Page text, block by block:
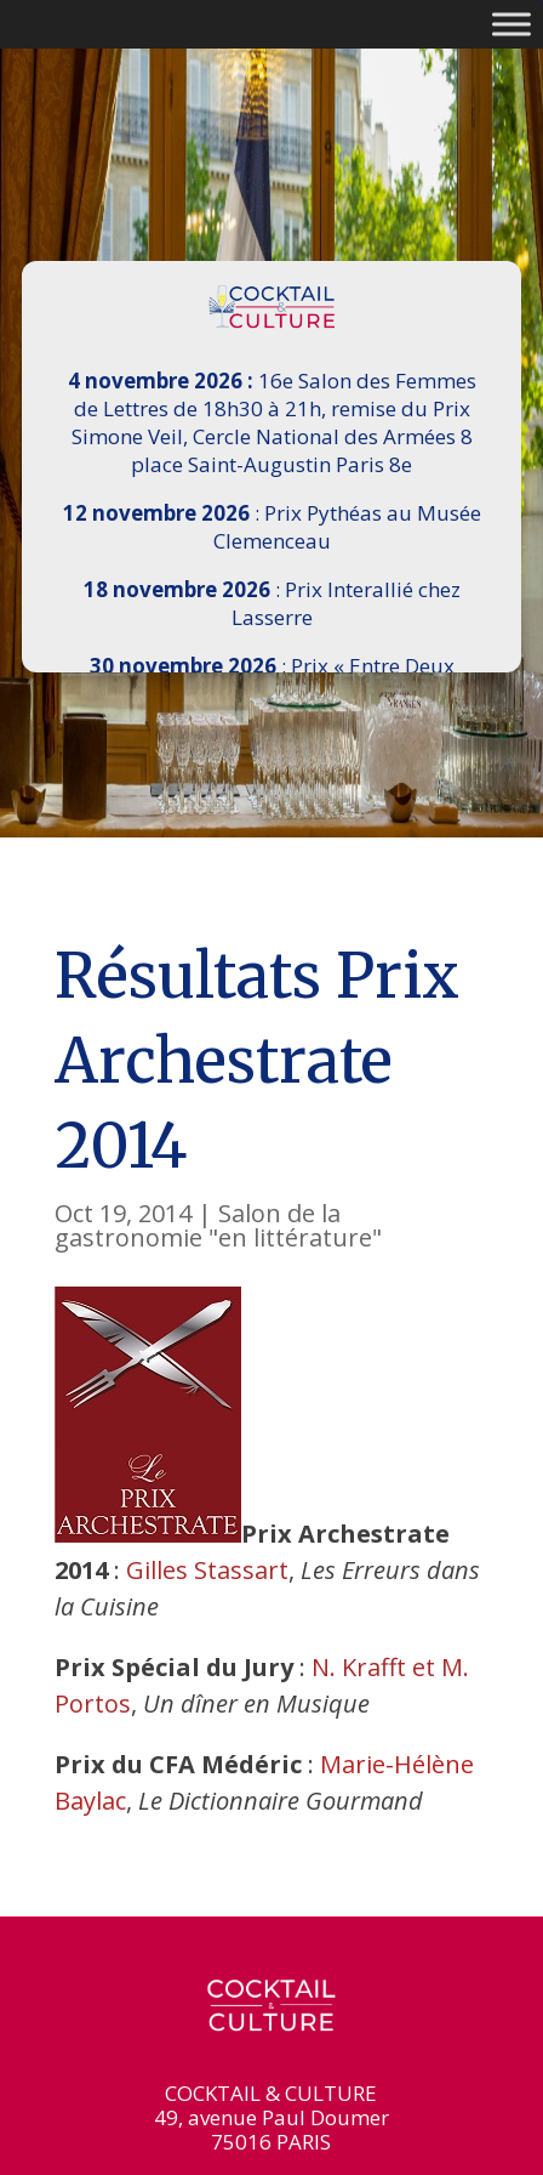
4 novembre 2026 : 16e Salon des Femmes
de Lettres de 18h30 à 21h, remise du Prix
Simone Veil, Cercle National des Armées 8
place Saint-Augustin Paris 8e
12 novembre 2026: Prix Pythéas au Musée
Clemenceau
18 novembre 2026: Prix Interallié chez
Lasserre
30 novembre 2026: Prix « Entre Deux
Rives » I Scemi Astutti au Sénat
7 décembre 2026 :16e Salon de l’Histoire de
18h30 à 21h, remise du Prix du Guesclin,
Cercle National des Armées 8 place Saint-
Augustin Paris 8e
Résultats Prix
Archestrate
2014
Oct 19, 2014| Salon de la
gastronomie "en littérature"
Prix Archestrate
2014: Gilles Stassart, Les Erreurs dans
la Cuisine
Prix Spécial du Jury: N. Krafft et M.
Portos, Un dîner en Musique
Prix du CFA Médéric: Marie-Hélène
Baylac, Le Dictionnaire Gourmand
COCKTAIL & CULTURE
49, avenue Paul Doumer
75016 PARIS